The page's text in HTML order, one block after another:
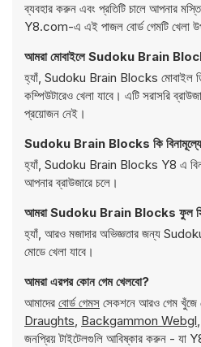
ব্যবহার করুন এবং প্রতিটি চালে আপনার
Y8.com-এ এই পাজল বোর্ড গেমটি খেলা
আমরা মোবাইলে Sudoku Brain
হ্যাঁ, Sudoku Brain Blocks মোবাইল
কম্পিউটারেও খেলা যাবে। এটি সরাসরি
প্রয়োজন নেই।
Sudoku Brain Blocks কি বিনামূল্যে
হ্যাঁ, Sudoku Brain Blocks Y8 এ
আপনার ব্রাউজারে চলে।
আমরা Sudoku Brain Blocks ফুল
হ্যাঁ, আরও মজাদার অভিজ্ঞতার জন্য
মোডে খেলা যাবে।
আমরা এরপর কোন গেম খেলবো?
আমাদের বোর্ড গেমস সেকশনে আরও গেম খুঁজে
Draughts, Backgammon Webgl
জনপ্রিয় টাইটেলগুলি আবিষ্কার করুন - যা